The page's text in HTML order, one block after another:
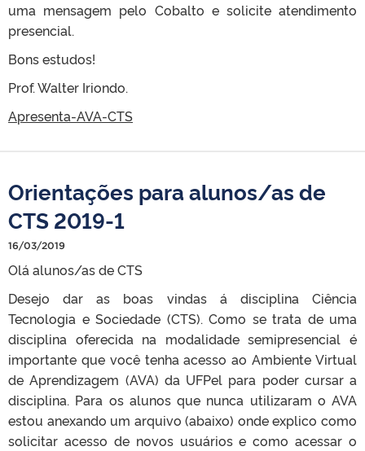
uma mensagem pelo Cobalto e solicite atendimento
presencial.
Bons estudos!
Prof. Walter Iriondo.
Apresenta-AVA-CTS
Orientações para alunos/as de
CTS 2019-1
16/03/2019
Olá alunos/as de CTS
Desejo dar as boas vindas á disciplina Ciência
Tecnologia e Sociedade (CTS). Como se trata de uma
disciplina oferecida na modalidade semipresencial é
importante que você tenha acesso ao Ambiente Virtual
de Aprendizagem (AVA) da UFPel para poder cursar a
disciplina. Para os alunos que nunca utilizaram o AVA
estou anexando um arquivo (abaixo) onde explico como
solicitar acesso de novos usuários e como acessar o